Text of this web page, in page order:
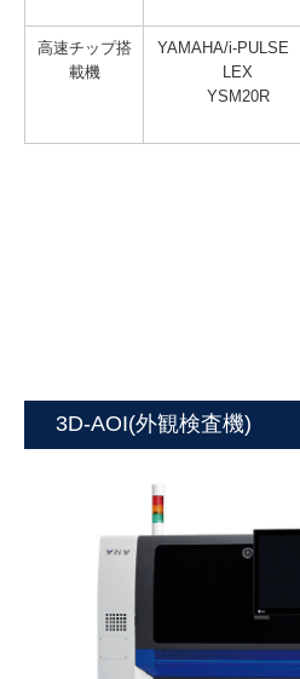
高速チップ搭
載機
YAMAHA/i-
LEX
YSM20R
3D-AOI(外観検査機)